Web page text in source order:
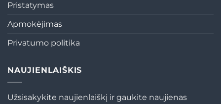
Pristatymas
Apmokėjimas
Privatumo politika
NAUJIENLAIŠKIS
Užsisakykite naujienlaiškį ir gaukite naujienas